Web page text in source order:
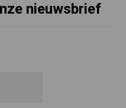
nieuwsbrief